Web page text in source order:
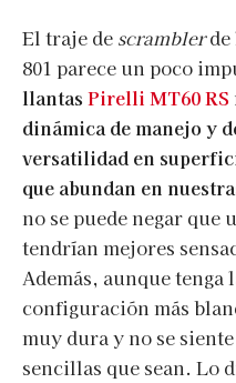
El traje de scramblerde
801 parece un poco
llantas Pirelli MT60 RS
dinámica de manejo y
versatilidad en
que abundan en
no se puede negar que
tendrían mejores
Además, aunque tenga
configuración más
muy dura y no se
sencillas que sean. Lo